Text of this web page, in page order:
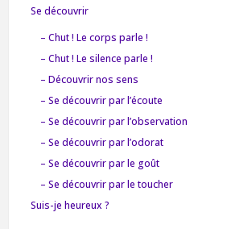
Se découvrir
– Chut ! Le corps parle !
– Chut ! Le silence parle !
– Découvrir nos sens
– Se découvrir par l’écoute
– Se découvrir par l’observation
– Se découvrir par l’odorat
– Se découvrir par le goût
– Se découvrir par le toucher
Suis-je heureux ?